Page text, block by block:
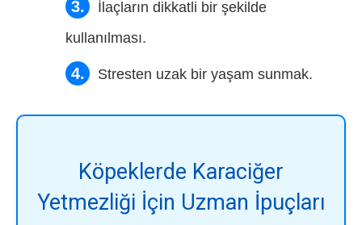
İlaçların dikkatli bir şekilde
kullanılması.
Stresten uzak bir yaşam sunmak.
Köpeklerde Karaciğer
Yetmezliği İçin Uzman İpuçları